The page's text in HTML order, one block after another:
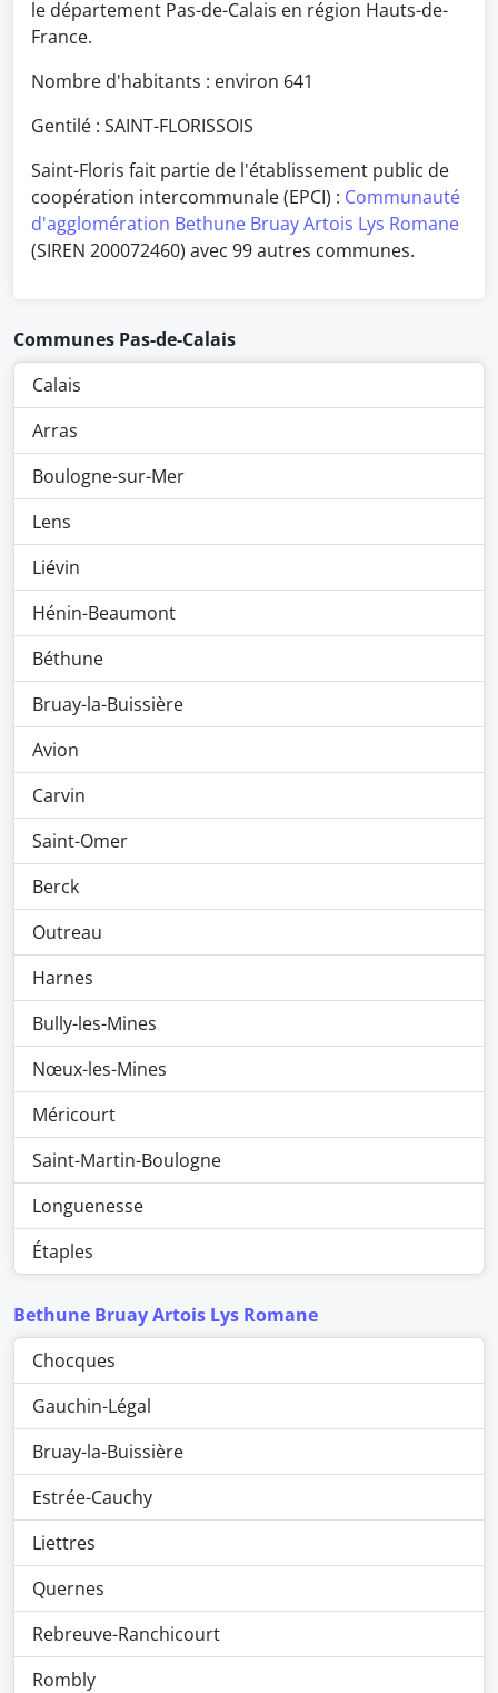
le département Pas-de-Calais en région Hauts-de-
France.
Nombre d'habitants : environ 641
Gentilé : SAINT-FLORISSOIS
Saint-Floris fait partie de l'établissement public de
coopération intercommunale (EPCI) : Communauté
d'agglomération Bethune Bruay Artois Lys Romane
(SIREN 200072460) avec 99 autres communes.
Communes Pas-de-Calais
Calais
Arras
Boulogne-sur-Mer
Lens
Liévin
Hénin-Beaumont
Béthune
Bruay-la-Buissière
Avion
Carvin
Saint-Omer
Berck
Outreau
Harnes
Bully-les-Mines
Nœux-les-Mines
Méricourt
Saint-Martin-Boulogne
Longuenesse
Étaples
Bethune Bruay Artois Lys Romane
Chocques
Gauchin-Légal
Bruay-la-Buissière
Estrée-Cauchy
Liettres
Quernes
Rebreuve-Ranchicourt
Rombly